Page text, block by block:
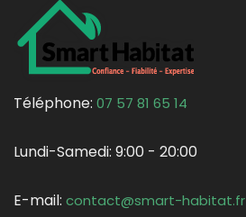
Téléphone: 07 57 81 65 14
Lundi-Samedi: 9:00 - 20:00
E-mail: contact@smart-habitat.fr